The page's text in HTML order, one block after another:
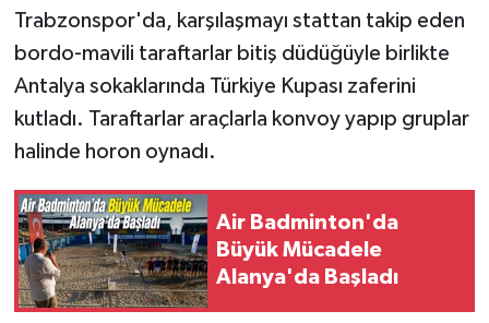
Trabzonspor'da, karşılaşmayı stattan takip eden
bordo-mavili taraftarlar bitiş düdüğüyle birlikte
Antalya sokaklarında Türkiye Kupası zaferini
kutladı. Taraftarlar araçlarla konvoy yapıp gruplar
halinde horon oynadı.
Air Badminton'da
Büyük Mücadele
Alanya'da Başladı